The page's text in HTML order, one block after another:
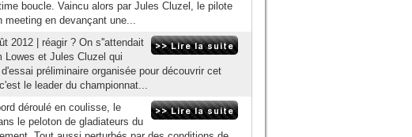
boucle. Vaincu alors par Jules Cluzel, le pilote
meeting en devançant une...
2012 | réagir ? On s''attendait
Lowes et Jules Cluzel qui
préliminaire organisée pour découvrir cet
le leader du championnat...
déroulé en coulisse, le
le peloton de gladiateurs du